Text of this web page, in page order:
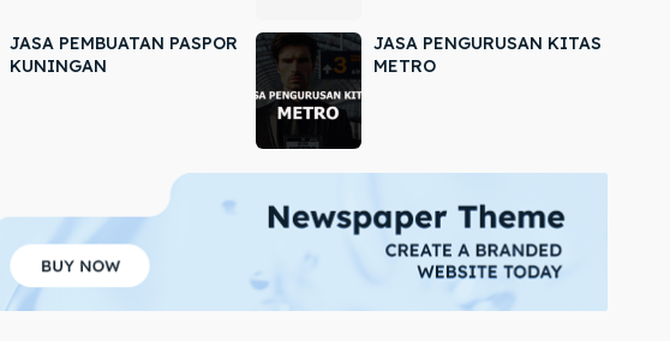
JASA PEMBUATAN PASPOR
KUNINGAN
JASA PENGURUSAN KITAS
METRO